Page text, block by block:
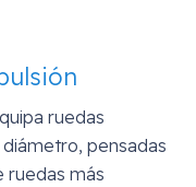
ruedas
pensadas
ruedas más